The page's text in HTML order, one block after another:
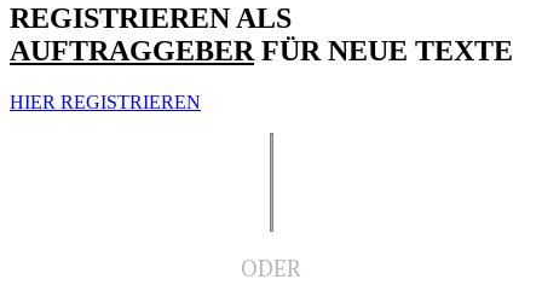
REGISTRIEREN ALS
AUFTRAGGEBER FÜR NEUE TEXTE
HIER REGISTRIEREN
ODER